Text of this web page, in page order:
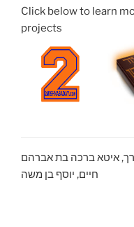
Click below to learn
projects
איטא ברכה בת אברהם
חיים, יוסף בן משה